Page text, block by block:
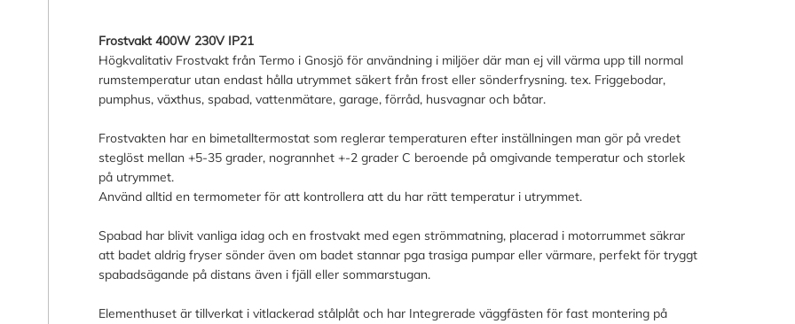
Frostvakt 400W 230V IP21
Högkvalitativ Frostvakt från Termo i Gnosjö för användning i miljöer där man ej vill värma upp till normal
rumstemperatur utan endast hålla utrymmet säkert från frost eller sönderfrysning. tex. Friggebodar,
pumphus, växthus, spabad, vattenmätare, garage, förråd, husvagnar och båtar.
Frostvakten har en bimetalltermostat som reglerar temperaturen efter inställningen man gör på vredet
steglöst mellan +5-35 grader, nogrannhet +-2 grader C beroende på omgivande temperatur och storlek
på utrymmet.
Använd alltid en termometer för att kontrollera att du har rätt temperatur i utrymmet.
Spabad har blivit vanliga idag och en frostvakt med egen strömmatning, placerad i motorrummet säkrar
att badet aldrig fryser sönder även om badet stannar pga trasiga pumpar eller värmare, perfekt för tryggt
spabadsägande på distans även i fjäll eller sommarstugan.
Elementhuset är tillverkat i vitlackerad stålplåt och har Integrerade väggfästen för fast montering på